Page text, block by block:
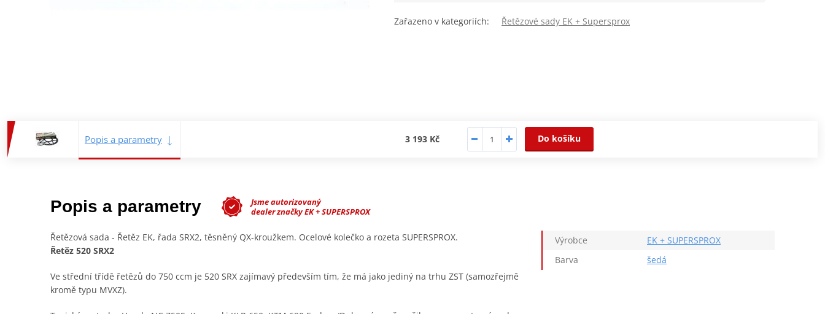
Zařazeno v kategoriích: Řetězové sady EK + Supersprox
Popis a parametry 3 193 Kč Do košíku
Popis a parametry
Jsme autorizovaný
dealer značky EK + SUPERSPROX
Řetězová sada - Řetěz EK, řada SRX2, těsněný QX-kroužkem. Ocelové kolečko a rozeta SUPERSPROX.
Řetěz 520 SRX2
Ve střední třídě řetězů do 750 ccm je 520 SRX zajímavý především tím, že má jako jediný na trhu ZST (samozřejmě
kromě typu MVXZ).
Výrobce
EK + SUPERSPROX
Barva
šedá